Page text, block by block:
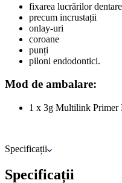
fixarea lucrărilor
precum incrustații
onlay-uri
coroane
punți
piloni endodontici.
Mod de ambalare:
1 x 3g Multilink Primer
Specificații
Specificații